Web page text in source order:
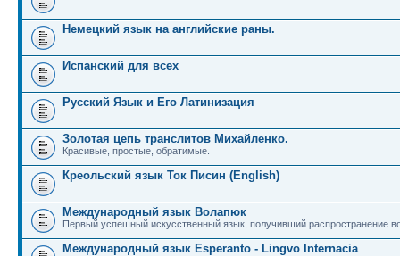
Немецкий язык на английские раны.
Испанский для всех
Русский Язык и Его Латинизация
Золотая цепь транслитов Михайленко.
Красивые, простые, обратимые.
Креольский язык Ток Писин (English)
Международный язык Волапюк
Первый успешный искусственный язык, получивший распространение
Международный язык Esperanto - Lingvo Internacia